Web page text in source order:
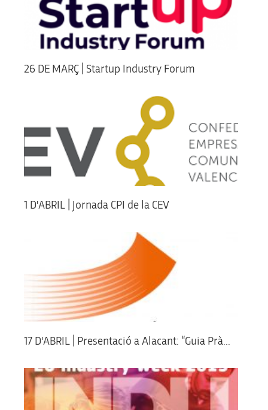
26 DE MARÇ | Startup Industry Forum
1 D'ABRIL | Jornada CPI de la CEV
17 D'ABRIL | Presentació a Alacant: “Guia Prà...